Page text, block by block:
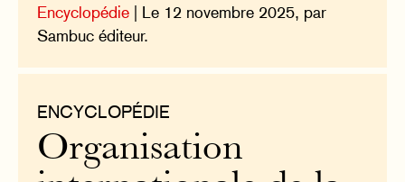
Encyclopédie | Le 12 novembre 2025, par
Sambuc éditeur.
ENCYCLOPÉDIE
Organisation